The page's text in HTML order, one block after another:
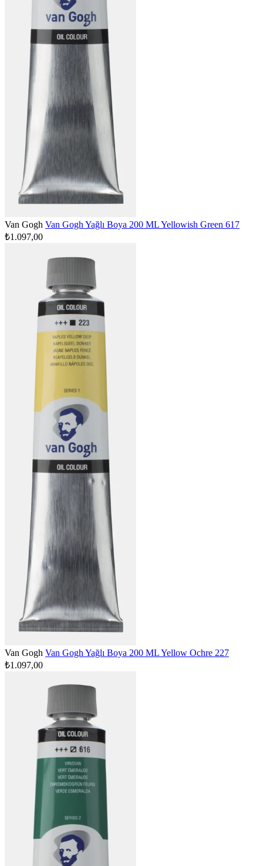
Van Gogh Van Gogh Yağlı Boya 200 ML Yellowish Green 617
₺1.097,00
Van Gogh Van Gogh Yağlı Boya 200 ML Yellow Ochre 227
₺1.097,00